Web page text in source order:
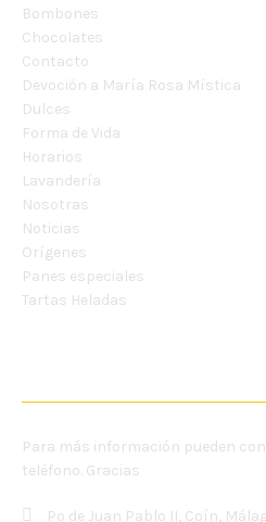
Bombones
Chocolates
Contacto
Devoción a María Rosa Mística
Dulces
Forma de Vida
Horarios
Lavandería
Nosotras
Noticias
Orígenes
Panes especiales
Tartas Heladas
Para más información pueden
teléfono. Gracias
Pº de Juan Pablo II, Coín,